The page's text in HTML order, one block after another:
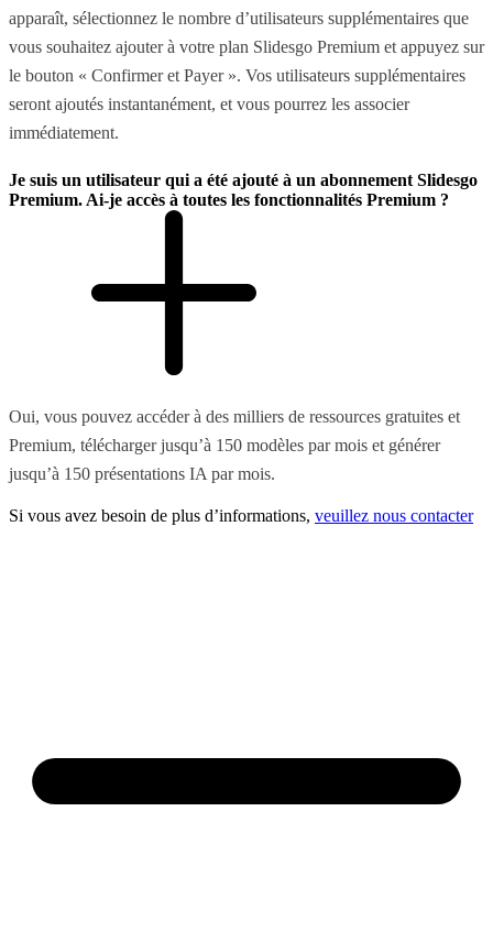
apparaît, sélectionnez le nombre d’utilisateurs supplémentaires que
vous souhaitez ajouter à votre plan Slidesgo Premium et appuyez sur
le bouton « Confirmer et Payer ». Vos utilisateurs supplémentaires
seront ajoutés instantanément, et vous pourrez les associer
immédiatement.
Je suis un utilisateur qui a été ajouté à un abonnement Slidesgo
Premium. Ai-je accès à toutes les fonctionnalités Premium ?
Oui, vous pouvez accéder à des milliers de ressources gratuites et
Premium, télécharger jusqu’à 150 modèles par mois et générer
jusqu’à 150 présentations IA par mois.
Si vous avez besoin de plus d’informations, veuillez nous contacter